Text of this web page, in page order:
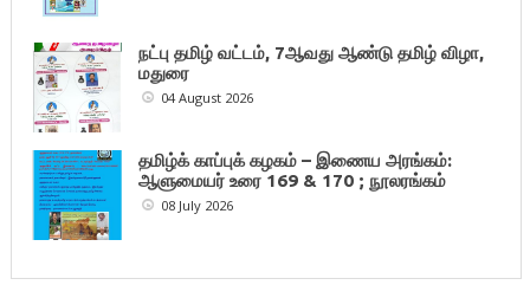
நட்பு தமிழ் வட்டம், 7ஆவது ஆண்டு தமிழ் விழா,
மதுரை
04 August 2026
தமிழ்க் காப்புக் கழகம் – இணைய அரங்கம்:
ஆளுமையர் உரை 169 & 170 ; நூலரங்கம்
08 July 2026